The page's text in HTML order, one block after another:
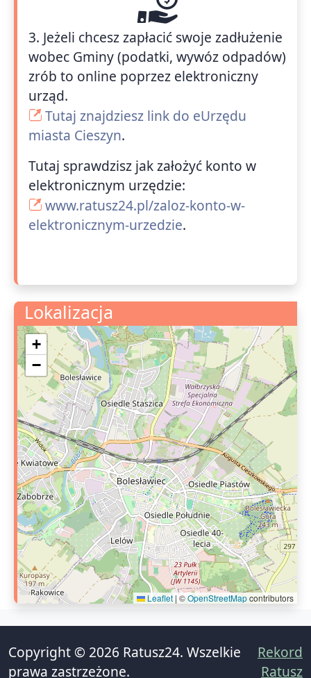
3. Jeżeli chcesz zapłacić swoje zadłużenie
wobec Gminy (podatki, wywóz odpadów)
zrób to online poprzez elektroniczny
urząd.
Tutaj znajdziesz link do eUrzędu
miasta Cieszyn.
Tutaj sprawdzisz jak założyć konto w
elektronicznym urzędzie:
www.ratusz24.pl/zaloz-konto-w-
elektronicznym-urzedzie.
Lokalizacja
+
−
Leaflet | ©OpenStreetMapcontributors
Copyright © 2026 Ratusz24. Wszelkie
prawa zastrzeżone.
Rekord
Ratusz